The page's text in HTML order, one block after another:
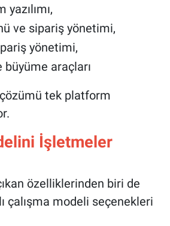
ve sipariş yönetimi,
yönetimi,
büyüme araçları
tek platform
İşletmeler
özelliklerinden biri de
çalışma modeli seçenekleri